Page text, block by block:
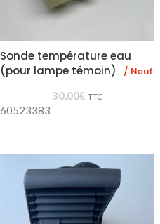
Sonde température eau
(pour lampe témoin)
/ Neuf
30,00€ TTC
60523383